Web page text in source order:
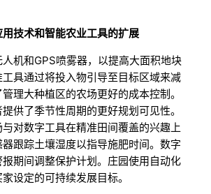
技术和智能农业工具的扩展
机和GPS喷雾器，以提高大面积地块
具通过将投入物引导至目标区域来减
理大种植区的农场更好的成本控制。
供了季节性周期的更好规划可见性。
对数字工具在精准田间覆盖的兴趣上
跟踪土壤湿度以指导施肥时间。数字
期间调整保护计划。庄园使用自动化
设定的可持续发展目标。